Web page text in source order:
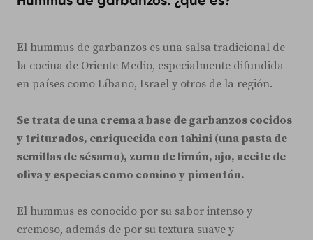
El hummus de garbanzos es una salsa tradicional de
la cocina de Oriente Medio, especialmente difundida
en países como Líbano, Israel y otros de la región.
Se trata de una crema a base de garbanzos cocidos
y triturados, enriquecida con tahini (una pasta de
semillas de sésamo), zumo de limón, ajo, aceite de
oliva y especias como comino y pimentón.
El hummus es conocido por su sabor intenso y
cremoso, además de por su textura suave y